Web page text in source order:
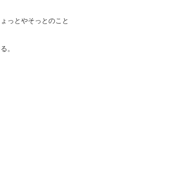
っとやそっとのこと
。